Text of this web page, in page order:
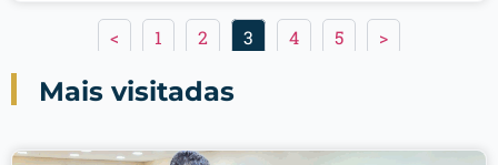
< 1 2 3 4 5 >
Mais visitadas